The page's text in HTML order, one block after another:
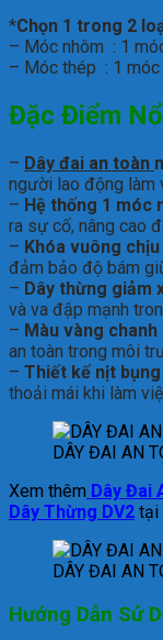
*Chọn 1 trong 2
– Móc nhôm : 1
– Móc thép : 1
Đặc Điểm
– Dây đai an toàn
người lao động làm
– Hệ thống 1 móc
ra sự cố, nâng cao
– Khóa vuông
đảm bảo độ bám
– Dây thừng giảm
và va đập mạnh
– Màu vàng chanh
an toàn trong môi
– Thiết kế nịt
thoải mái khi làm
DÂY ĐAI AN
Xem thêm Dây Đai
Dây Thừng DV2 tại
DÂY ĐAI AN
Hướng Dẫn Sử